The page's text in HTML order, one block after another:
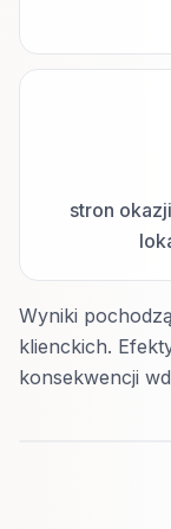
stron
Wyniki
klienckich.
konsekwencji